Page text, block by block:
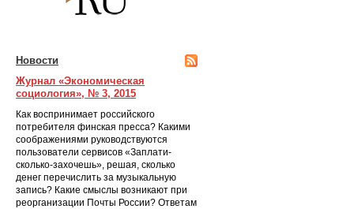
Новости
Журнал «Экономическая
социология», № 3, 2015
Как воспринимает российского
потребителя финская пресса? Какими
соображениями руководствуются
пользователи сервисов «Заплати-
сколько-захочешь», решая, сколько
денег перечислить за музыкальную
запись? Какие смыслы возникают при
реорганизации Почты России? Ответам